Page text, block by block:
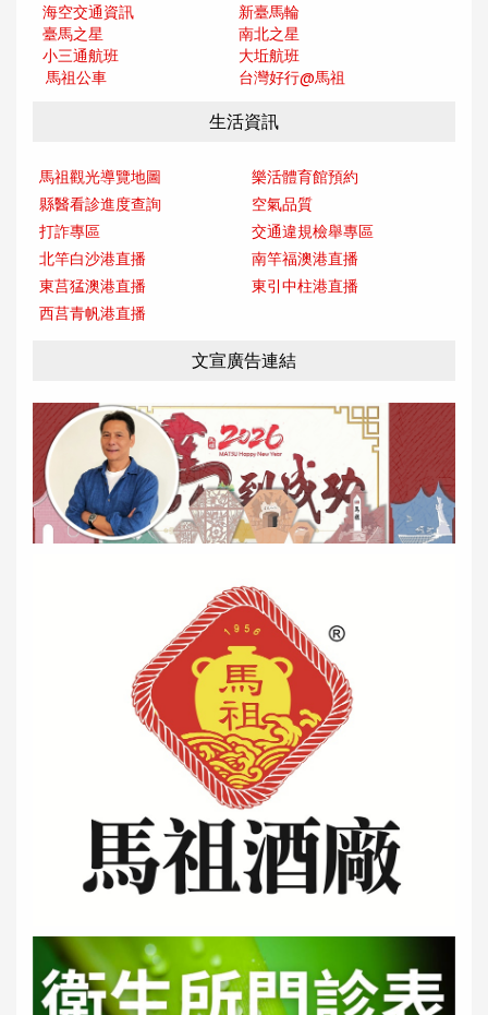
海空交通資訊
新臺馬輪
臺馬之星
南北之星
小三通航班
大坵航班
馬祖公車
台灣好行@馬祖
生活資訊
馬祖觀光導覽地圖
樂活體育館預約
縣醫看診進度查詢
空氣品質
打詐專區
交通違規檢舉專區
北竿白沙港直播
南竿福澳港直播
東莒猛澳港直播
東引中柱港直播
西莒青帆港直播
文宣廣告連結